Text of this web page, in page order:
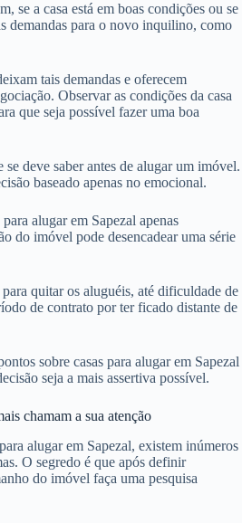
se a casa está em boas condições ou se
demandas para o novo inquilino, como
tais demandas e oferecem
Observar as condições da casa
que seja possível fazer uma boa
se deve saber antes de alugar um imóvel.
baseado apenas no emocional.
alugar em Sapezal apenas
do imóvel pode desencadear uma série
quitar os aluguéis, até dificuldade de
de contrato por ter ficado distante de
sobre casas para alugar em Sapezal
seja a mais assertiva possível.
chamam a sua atenção
alugar em Sapezal, existem inúmeros
O segredo é que após definir
do imóvel faça uma pesquisa